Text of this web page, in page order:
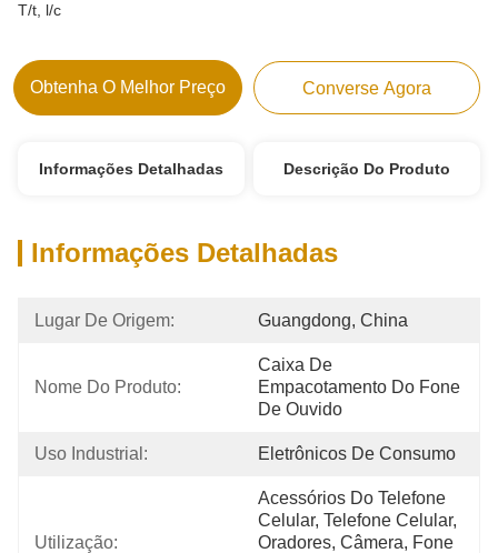
T/t, l/c
Obtenha O Melhor Preço Converse Agora
Informações Detalhadas Descrição Do Produto
Informações Detalhadas
Lugar De Origem: Guangdong, China
Nome Do Produto:
Caixa De
Empacotamento Do Fone
De Ouvido
Uso Industrial: Eletrônicos De Consumo
Utilização:
Acessórios Do Telefone
Celular, Telefone Celular,
Oradores, Câmera, Fone